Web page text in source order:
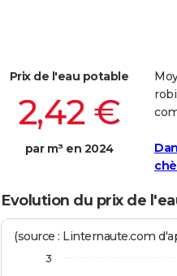
Prix de l'eau potable
2,42 €
par m³ en 2024
Evolution du prix de
(source : Linternaute.com
3